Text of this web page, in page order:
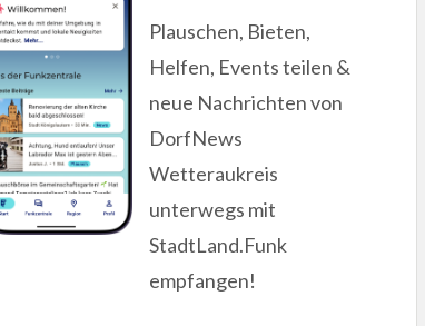
Plauschen, Bieten,
Helfen, Events teilen &
neue Nachrichten von
DorfNews
Wetteraukreis
unterwegs mit
StadtLand.Funk
empfangen!